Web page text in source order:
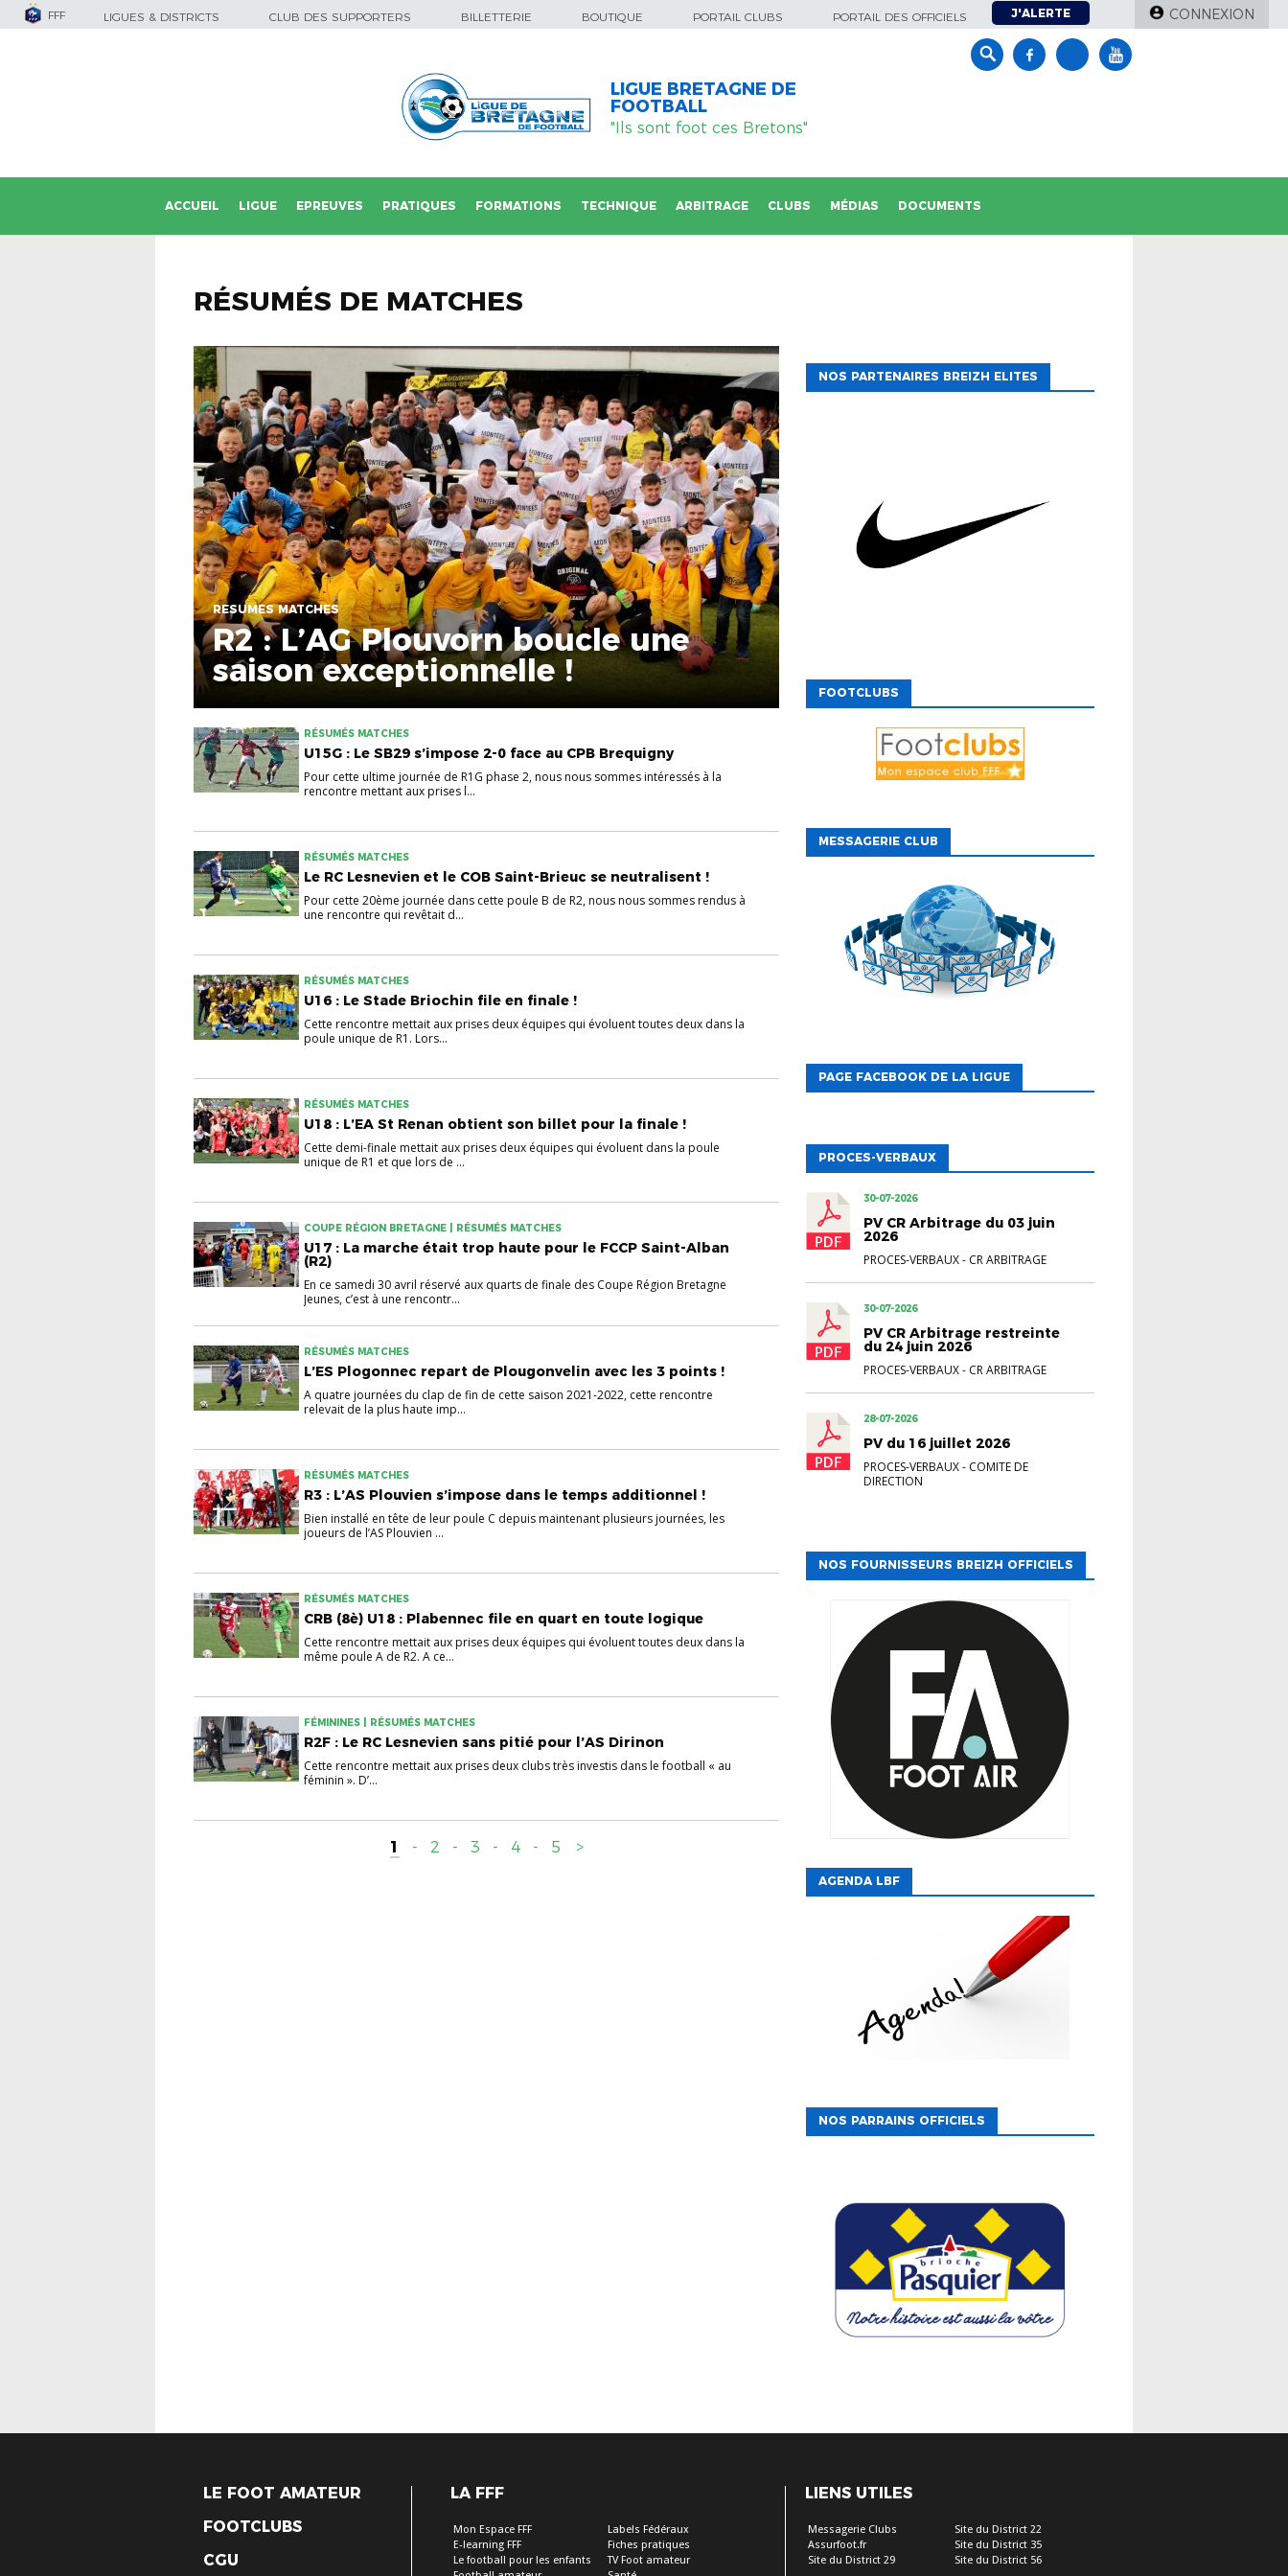
FFF LIGUES & DISTRICTS CLUB DES SUPPORTERS BILLETTERIE BOUTIQUE PORTAIL CLUBS PORTAIL DES OFFICIELS J'ALERTE CONNEXION
LIGUE BRETAGNE DE
FOOTBALL
"Ils sont foot ces Bretons"
ACCUEIL LIGUE EPREUVES PRATIQUES FORMATIONS TECHNIQUE ARBITRAGE CLUBS MÉDIAS DOCUMENTS
RÉSUMÉS DE MATCHES
RÉSUMÉS MATCHES
R2 : L’AG Plouvorn boucle une
saison exceptionnelle !
RÉSUMÉS MATCHES
U15G : Le SB29 s’impose 2-0 face au CPB Brequigny
Pour cette ultime journée de R1G phase 2, nous nous sommes intéressés à la
rencontre mettant aux prises l...
RÉSUMÉS MATCHES
Le RC Lesnevien et le COB Saint-Brieuc se neutralisent !
Pour cette 20ème journée dans cette poule B de R2, nous nous sommes rendus à
une rencontre qui revêtait d...
RÉSUMÉS MATCHES
U16 : Le Stade Briochin file en finale !
Cette rencontre mettait aux prises deux équipes qui évoluent toutes deux dans la
poule unique de R1. Lors...
RÉSUMÉS MATCHES
U18 : L’EA St Renan obtient son billet pour la finale !
Cette demi-finale mettait aux prises deux équipes qui évoluent dans la poule
unique de R1 et que lors de ...
COUPE RÉGION BRETAGNE | RÉSUMÉS MATCHES
U17 : La marche était trop haute pour le FCCP Saint-Alban
(R2)
En ce samedi 30 avril réservé aux quarts de finale des Coupe Région Bretagne
Jeunes, c’est à une rencontr...
RÉSUMÉS MATCHES
L’ES Plogonnec repart de Plougonvelin avec les 3 points !
A quatre journées du clap de fin de cette saison 2021-2022, cette rencontre
relevait de la plus haute imp...
RÉSUMÉS MATCHES
R3 : L’AS Plouvien s’impose dans le temps additionnel !
Bien installé en tête de leur poule C depuis maintenant plusieurs journées, les
joueurs de l’AS Plouvien ...
RÉSUMÉS MATCHES
CRB (8è) U18 : Plabennec file en quart en toute logique
Cette rencontre mettait aux prises deux équipes qui évoluent toutes deux dans la
même poule A de R2. A ce...
FÉMININES | RÉSUMÉS MATCHES
R2F : Le RC Lesnevien sans pitié pour l’AS Dirinon
Cette rencontre mettait aux prises deux clubs très investis dans le football « au
féminin ». D’...
1 - 2 - 3 - 4 - 5 >
NOS PARTENAIRES BREIZH ELITES
FOOTCLUBS
MESSAGERIE CLUB
PAGE FACEBOOK DE LA LIGUE
PROCES-VERBAUX
30-07-2026
PV CR Arbitrage du 03 juin
2026
PROCES-VERBAUX- CR ARBITRAGE
30-07-2026
PV CR Arbitrage restreinte
du 24 juin 2026
PROCES-VERBAUX- CR ARBITRAGE
28-07-2026
PV du 16 juillet 2026
PROCES-VERBAUX- COMITE DE
DIRECTION
NOS FOURNISSEURS BREIZH OFFICIELS
AGENDA LBF
NOS PARRAINS OFFICIELS
LE FOOT AMATEUR
FOOTCLUBS
CGU
LA FFF
Mon Espace FFF
E-learning FFF
Le football pour les enfants
Labels Fédéraux
Fiches pratiques
TV Foot amateur
LIENS UTILES
Messagerie Clubs
Assurfoot.fr
Site du District 29
Site du District 22
Site du District 35
Site du District 56